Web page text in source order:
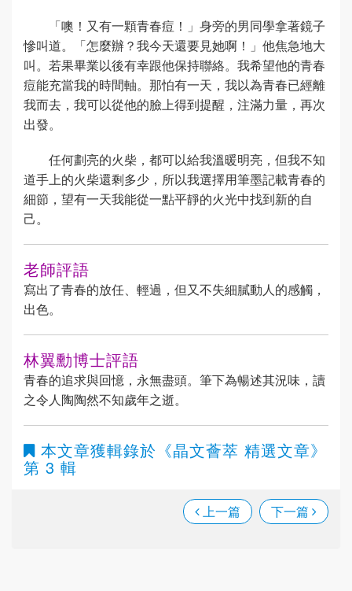
「噢！又有一顆青春痘！」身旁的男同學拿著鏡子
慘叫道。「怎麼辦？我今天還要見她啊！」他焦急地大
叫。若果畢業以後有幸跟他保持聯絡。我希望他的青春
痘能充當我的時間軸。那怕有一天，我以為青春已經離
我而去，我可以從他的臉上得到提醒，注滿力量，再次
出發。
任何劃亮的火柴，都可以給我溫暖明亮，但我不知
道手上的火柴還剩多少，所以我選擇用筆墨記載青春的
細節，望有一天我能從一點平靜的火光中找到新的自
己。
老師評語
寫出了青春的放任、輕過，但又不失細膩動人的感觸，
出色。
林翼勳博士評語
青春的追求與回憶，永無盡頭。筆下為暢述其況味，讀
之令人陶陶然不知歲年之逝。
本文章獲輯錄於 《晶文薈萃 精選文章》
第 3 輯
上一篇 下一篇